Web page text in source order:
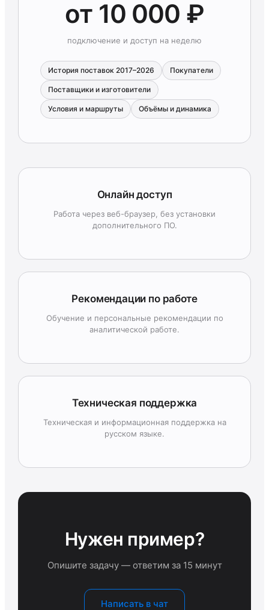
от 10 000 ₽
подключение и доступ на неделю
История поставок 2017–2026 Покупатели
Поставщики и изготовители
Условия и маршруты Объёмы и динамика
Онлайн доступ
Работа через веб-браузер, без установки
дополнительного ПО.
Рекомендации по работе
Обучение и персональные рекомендации по
аналитической работе.
Техническая поддержка
Техническая и информационная поддержка на
русском языке.
Нужен пример?
Опишите задачу — ответим за 15 минут
Написать в чат